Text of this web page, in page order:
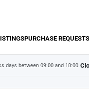
PURCHASE REQUESTS
days between 09:00 and 18:00.